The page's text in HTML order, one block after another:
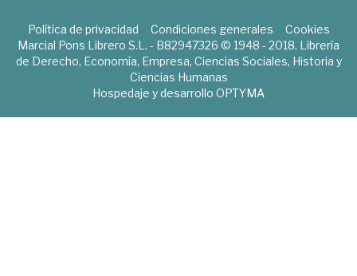
Política de privacidad Condiciones generales
Cookies
Marcial Pons Librero S.L. - B82947326 © 1948 - 2018. Librería
de Derecho, Economía, Empresa, Ciencias Sociales, Historia y
Ciencias Humanas
Hospedaje y desarrollo OPTYMA